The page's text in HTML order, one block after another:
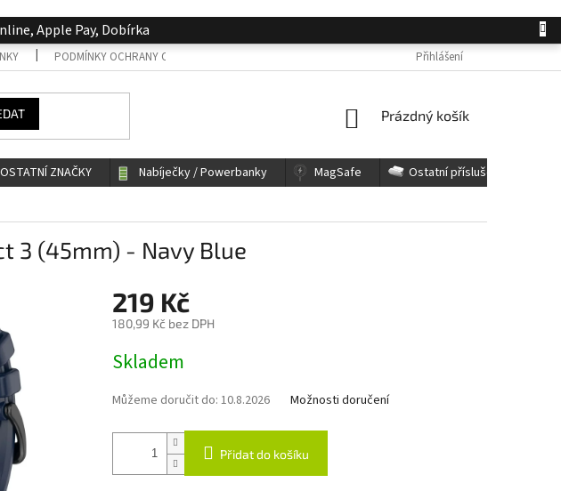
Apple Pay, Dobírka
PODMÍNKY OCHRANY OSOBNÍCH ÚDAJŮ KONTAKTY
Přihlášení
NÁKUPNÍ
Prázdný košík
OSTATNÍ ZNAČKY Nabíječky / Powerbanky MagSafe
Ostatní příslušenství
3 (45mm) - Navy Blue
219 Kč
180,99 Kč bez DPH
cena:
Skladem
Můžeme doručit do: 10.8.2026 Možnosti doručení
Přidat do košíku